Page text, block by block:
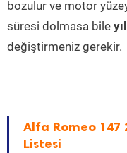
bozulur ve motor
süresi dolmasa bile
değiştirmeniz gerekir.
Alfa Romeo 147
Listesi